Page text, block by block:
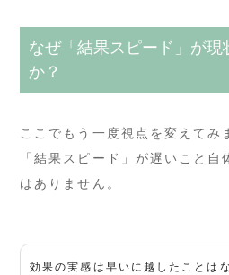
なぜ「結果スピード」が現
か？
ここでもう一度視点を変えてみ
「結果スピード」が遅いこと
はありません。
効果の実感は早いに越したことは